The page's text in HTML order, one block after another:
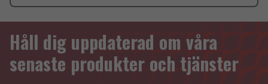
Håll dig uppdaterad om våra
senaste produkter och tjänster